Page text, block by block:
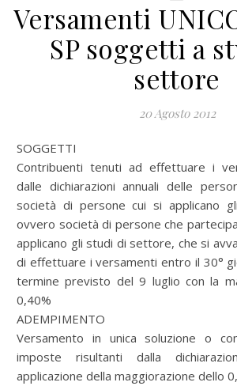
Versamenti
SP soggetti a
settore
20 Agosto 2012
SOGGETTI
Contribuenti tenuti ad effettuare i
dalle dichiarazioni annuali delle
società di persone cui si applicano
ovvero società di persone che
applicano gli studi di settore, che si
di effettuare i versamenti entro il 30°
termine previsto del 9 luglio con la
0,40%
ADEMPIMENTO
Versamento in unica soluzione o
imposte risultanti dalla
applicazione della maggiorazione dello